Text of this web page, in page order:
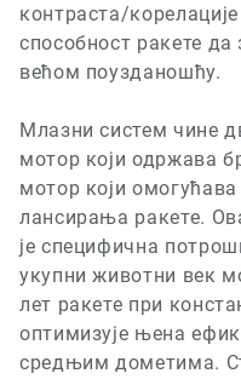
контраста/
способност ракете
већом поузданошћу.
Млазни систем чине
мотор који одржава
мотор који
лансирања ракете.
је специфична
укупни животни век
лет ракете при
оптимизује њена
средњим дометима.